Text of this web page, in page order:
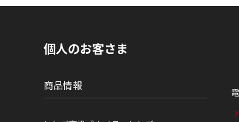
ト
個人のお客さま
商品情報